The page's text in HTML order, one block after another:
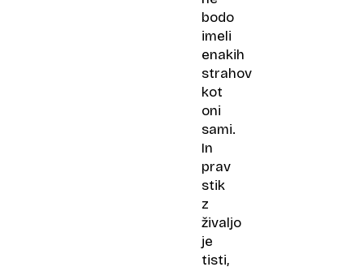
bodo
imeli
enakih
strahov
kot
oni
sami.
In
prav
stik
z
živaljo
je
tisti,